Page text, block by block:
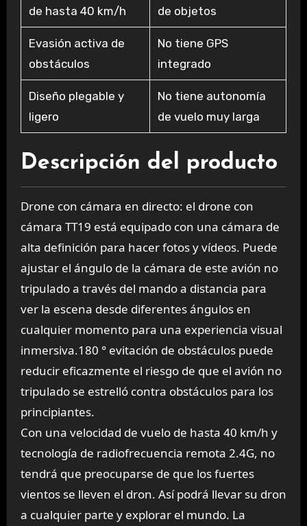
de hasta 40 km/h
de objetos
Evasión activa de
obstáculos
No tiene GPS
integrado
Diseño plegable y
ligero
No tiene autonomía
de vuelo muy larga
Descripción del producto
Drone con cámara en directo: el drone con
cámara TT19 está equipado con una cámara de
alta definición para hacer fotos y vídeos. Puede
ajustar el ángulo de la cámara de este avión no
tripulado a través del mando a distancia para
ver la escena desde diferentes ángulos en
cualquier momento para una experiencia visual
inmersiva.180 ° evitación de obstáculos puede
reducir eficazmente el riesgo de que el avión no
tripulado se estrelló contra obstáculos para los
principiantes.
Con una velocidad de vuelo de hasta 40 km/h y
tecnología de radiofrecuencia remota 2.4G, no
tendrá que preocuparse de que los fuertes
vientos se lleven el dron. Así podrá llevar su dron
a cualquier parte y explorar el mundo. La